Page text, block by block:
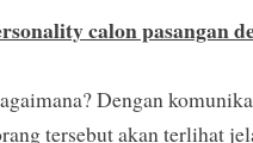
calon pasangan
Dengan
tersebut akan terlihat